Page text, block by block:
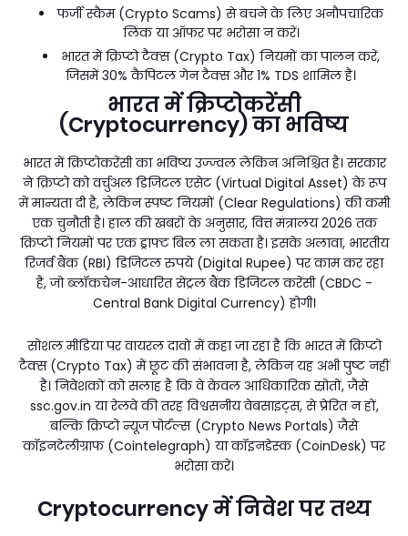
फर्जी स्कैम (Crypto Scams) से बचने के लिए अनौपचारिक
लिंक या ऑफर पर भरोसा न करें।
भारत में क्रिप्टो टैक्स (Crypto Tax) नियमों का पालन करें,
जिसमें 30% कैपिटल गेन टैक्स और 1% TDS शामिल है।
भारत में क्रिप्टोकरेंसी
(Cryptocurrency) का भविष्य
भारत में क्रिप्टोकरेंसी का भविष्य उज्ज्वल लेकिन अनिश्चित है। सरकार
ने क्रिप्टो को वर्चुअल डिजिटल एसेट (Virtual Digital Asset) के रूप
में मान्यता दी है, लेकिन स्पष्ट नियमों (Clear Regulations) की कमी
एक चुनौती है। हाल की खबरों के अनुसार, वित्त मंत्रालय 2026 तक
क्रिप्टो नियमों पर एक ड्राफ्ट बिल ला सकता है। इसके अलावा, भारतीय
रिजर्व बैंक (RBI) डिजिटल रुपये (Digital Rupee) पर काम कर रहा
है, जो ब्लॉकचेन-आधारित सेंट्रल बैंक डिजिटल करेंसी (CBDC -
Central Bank Digital Currency) होगी।
सोशल मीडिया पर वायरल दावों में कहा जा रहा है कि भारत में क्रिप्टो
टैक्स (Crypto Tax) में छूट की संभावना है, लेकिन यह अभी पुष्ट नहीं
है। निवेशकों को सलाह है कि वे केवल आधिकारिक स्रोतों, जैसे
ssc.gov.in या रेलवे की तरह विश्वसनीय वेबसाइट्स, से प्रेरित न हों,
बल्कि क्रिप्टो न्यूज पोर्टल्स (Crypto News Portals) जैसे
कॉइनटेलीग्राफ (Cointelegraph) या कॉइनडेस्क (CoinDesk) पर
भरोसा करें।
Cryptocurrency में निवेश पर तथ्य